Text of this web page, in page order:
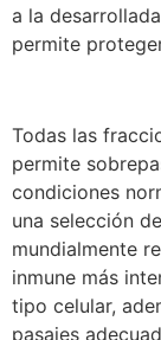
a la
permite
Todas las
permite
condiciones
una selección
mundialmente
inmune más
tipo celular,
pasajes